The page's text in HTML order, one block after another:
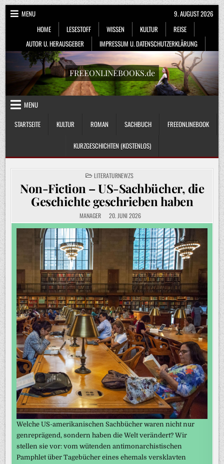
Skip
to
content
MENU
HOME
LESESTOFF WISSEN KULTUR
REISE
AUTOR U. HERAUSGEBER
IMPRESSUM U. DATENSCHUTZERKLÄRUNG
9. AUGUST 2026
FREEONLINEBOOKS.de
MENU
STARTSEITE
KULTUR ROMAN SACHBUCH FREEONLINEBOOK
KURZGESCHICHTEN (KOSTENLOS)
POSTED
IN
LITERATURNEWZS
Non-Fiction – US-Sachbücher, die
Geschichte geschrieben haben
MANAGER 20. JUNI 2026
Welche US-amerikanischen Sachbücher waren nicht nur
genreprägend, sondern haben die Welt verändert? Wir
stellen sie vor: vom wütenden antimonarchistischen
Pamphlet über Tagebücher eines ehemals versklavten